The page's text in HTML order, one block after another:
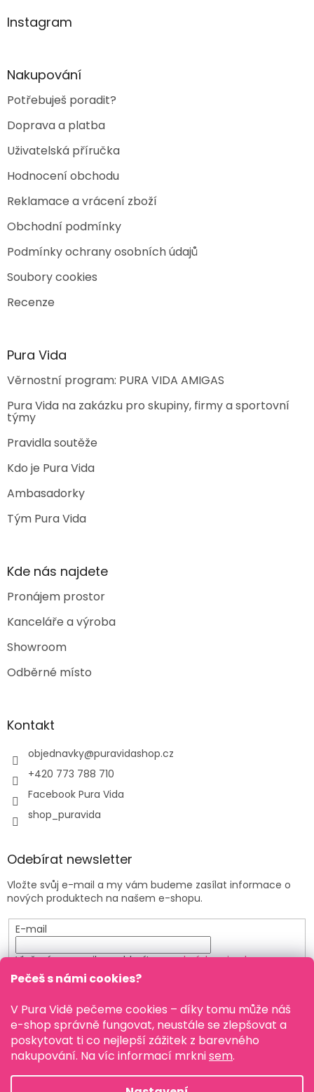
Pečeš s námi cookies?
V Pura Vidě pečeme cookies – díky tomu může náš
e-shop správně fungovat, neustále se zlepšovat a
poskytovat ti co nejlepší zážitek z barevného
nakupování. Na víc informací mrknisem.
aInstagram
Nakupování
Potřebuješ poradit?
Doprava a platba
Uživatelská příručka
Hodnocení obchodu
Reklamace a vrácení zboží
Obchodní podmínky
Podmínky ochrany osobních údajů
Soubory cookies
Recenze
Pura Vida
Věrnostní program: PURA VIDA AMIGAS
Pura Vida na zakázku pro skupiny, firmy a sportovní
týmy
Pravidla soutěže
Kdo je Pura Vida
Ambasadorky
Tým Pura Vida
Kde nás najdete
Pronájem prostor
Kanceláře a výroba
Showroom
Odběrné místo
Kontakt
objednavky@puravidashop.cz
+420 773 788 710
Facebook Pura Vida
shop_puravida
Odebírat newsletter
Vložte svůj e-mail a my vám budeme zasílat informace o
nových produktech na našem e-shopu.
E-mail
Vložením e-mailu souhlasíte spodmínkami ochrany
osobních údajů
PŘIHLÁSIT SE